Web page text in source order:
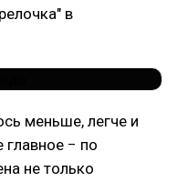
в
меньше, легче и
− по
не только